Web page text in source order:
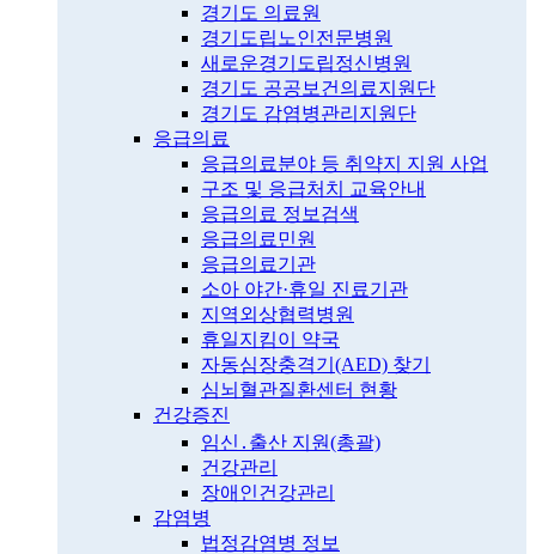
경기도 의료원
경기도립노인전문병원
새로운경기도립정신병원
경기도 공공보건의료지원단
경기도 감염병관리지원단
응급의료
응급의료분야 등 취약지 지원 사업
구조 및 응급처치 교육안내
응급의료 정보검색
응급의료민원
응급의료기관
소아 야간·휴일 진료기관
지역외상협력병원
휴일지킴이 약국
자동심장충격기(AED) 찾기
심뇌혈관질환센터 현황
건강증진
임신․출산 지원(총괄)
건강관리
장애인건강관리
감염병
법정감염병 정보